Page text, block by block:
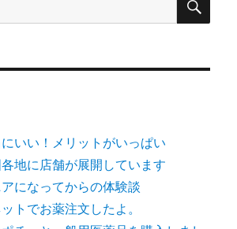
にいい！メリットがいっぱい
地に店舗が展開しています
になってからの体験談
トでお薬注文したよ。